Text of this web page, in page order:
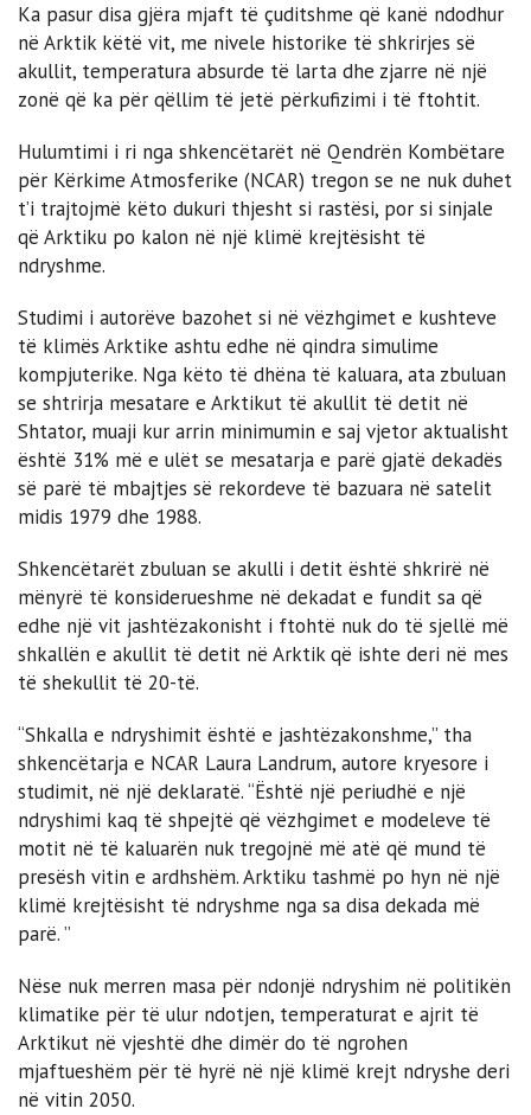
Ka pasur disa gjëra mjaft të çuditshme që kanë ndodhur
në Arktik këtë vit, me nivele historike të shkrirjes së
akullit, temperatura absurde të larta dhe zjarre në një
zonë që ka për qëllim të jetë përkufizimi i të ftohtit.
Hulumtimi i ri nga shkencëtarët në Qendrën Kombëtare
për Kërkime Atmosferike (NCAR) tregon se ne nuk duhet
t’i trajtojmë këto dukuri thjesht si rastësi, por si sinjale
që Arktiku po kalon në një klimë krejtësisht të
ndryshme.
Studimi i autorëve bazohet si në vëzhgimet e kushteve
të klimës Arktike ashtu edhe në qindra simulime
kompjuterike. Nga këto të dhëna të kaluara, ata zbuluan
se shtrirja mesatare e Arktikut të akullit të detit në
Shtator, muaji kur arrin minimumin e saj vjetor aktualisht
është 31% më e ulët se mesatarja e parë gjatë dekadës
së parë të mbajtjes së rekordeve të bazuara në satelit
midis 1979 dhe 1988.
Shkencëtarët zbuluan se akulli i detit është shkrirë në
mënyrë të konsiderueshme në dekadat e fundit sa që
edhe një vit jashtëzakonisht i ftohtë nuk do të sjellë më
shkallën e akullit të detit në Arktik që ishte deri në mes
të shekullit të 20-të.
“Shkalla e ndryshimit është e jashtëzakonshme,” tha
shkencëtarja e NCAR Laura Landrum, autore kryesore i
studimit, në një deklaratë. “Është një periudhë e një
ndryshimi kaq të shpejtë që vëzhgimet e modeleve të
motit në të kaluarën nuk tregojnë më atë që mund të
presësh vitin e ardhshëm. Arktiku tashmë po hyn në një
klimë krejtësisht të ndryshme nga sa disa dekada më
parë. ”
Nëse nuk merren masa për ndonjë ndryshim në politikën
klimatike për të ulur ndotjen, temperaturat e ajrit të
Arktikut në vjeshtë dhe dimër do të ngrohen
mjaftueshëm për të hyrë në një klimë krejt ndryshe deri
në vitin 2050.